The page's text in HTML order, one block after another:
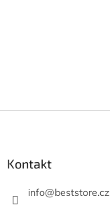
Kontakt
info@beststore.cz